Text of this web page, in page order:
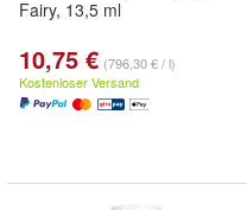
Fairy, 13,5 ml
10,75 € (796,30 € / l)
Kostenloser Versand